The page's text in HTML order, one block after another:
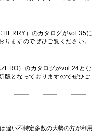
）のカタログがvol.35に
ますのでぜひご覧ください。
）のカタログがvol.24とな
版となっておりますのでぜひご
ますのでぜひご覧ください。
違い不特定多数の大勢の方が利用